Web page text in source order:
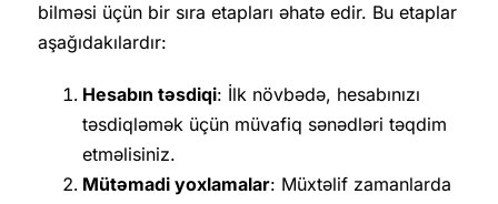
bilməsi üçün bir sıra etapları əhatə edir. Bu etaplar
aşağıdakılardır:
Hesabın təsdiqi: İlk növbədə, hesabınızı
təsdiqləmək üçün müvafiq sənədləri təqdim
etməlisiniz.
Mütəmadi yoxlamalar: Müxtəlif zamanlarda